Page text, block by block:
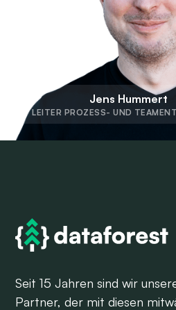
Jens Hummert
LEITER PROZESS- UND
Seit 15 Jahren sind wir
Partner, der mit diesen